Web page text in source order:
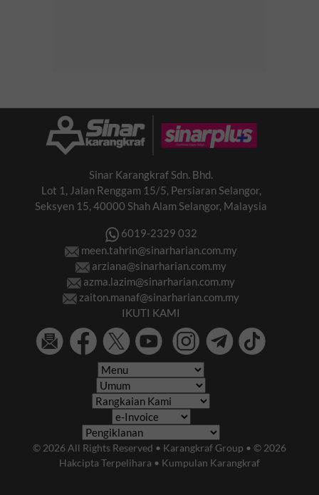
Sinar Karangkraf Sdn. Bhd.
Lot 1, Jalan Renggam 15/5, Persiaran Selangor,
Seksyen 15, 40000 Shah Alam Selangor, Malaysia
6019-2329 032
meen.tahrin@sinarharian.com.my
arziana@sinarharian.com.my
azma.lazim@sinarharian.com.my
zaiton.manaf@sinarharian.com.my
IKUTI KAMI
© 2026 All Rights Reserved • Karangkraf Group • © 2026
Hakcipta Terpelihara • Kumpulan Karangkraf